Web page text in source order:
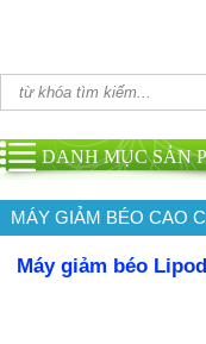
DANH MỤC SẢN
MÁY GIẢM BÉO CAO
Máy giảm béo